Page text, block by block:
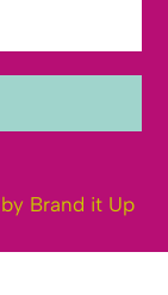
Brand it Up